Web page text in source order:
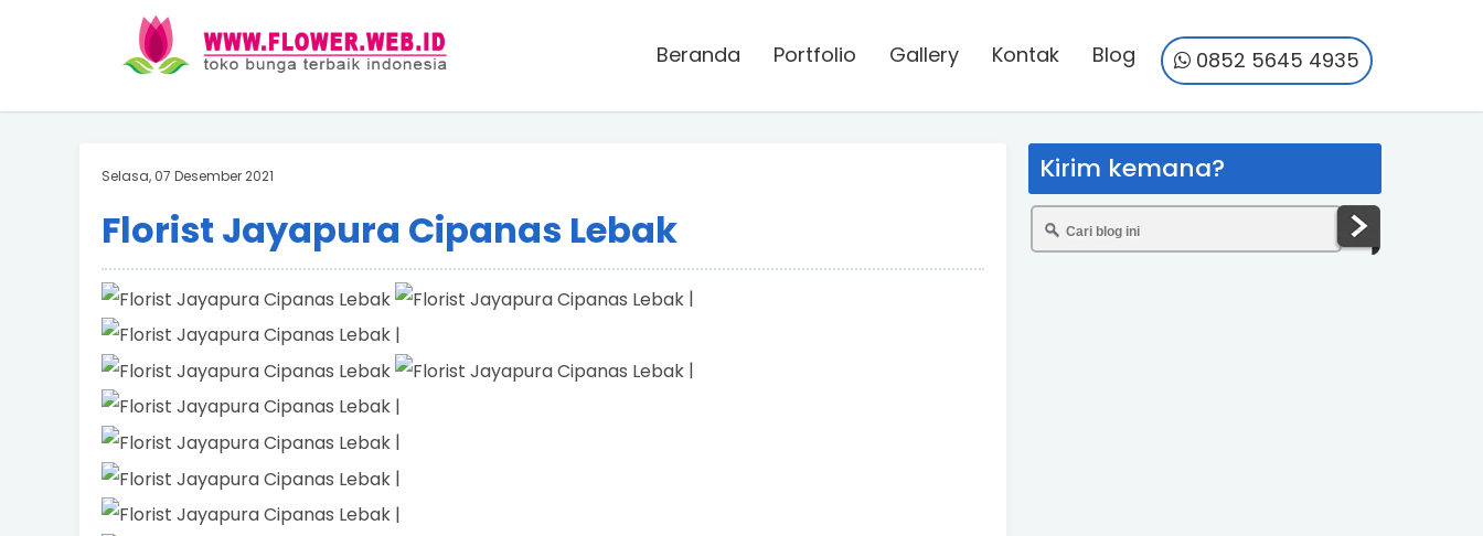
Beranda Portfolio Gallery Kontak Blog 0852 5645 4935
Selasa, 07 Desember 2021
Florist Jayapura Cipanas Lebak
|
|
|
|
|
|
|
Kirim kemana?